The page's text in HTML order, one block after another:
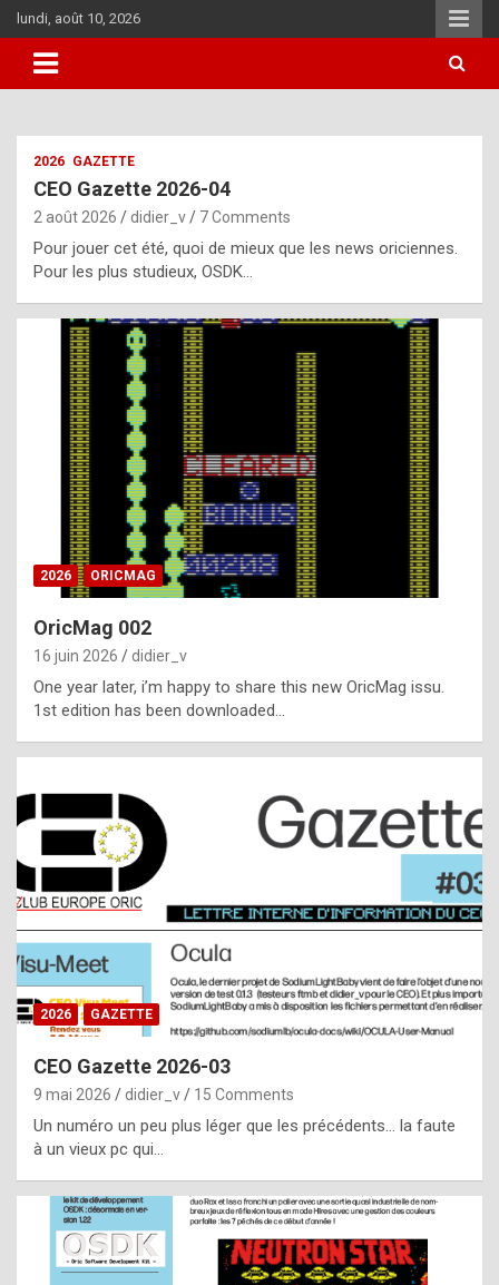
Skip
to
content
lundi, août 10, 2026
i
u
l
y
d
i
ff
i
l
t
t
s
t
a
s
i
e
f
o
m
m
2026 GAZETTE
CEO Gazette 2026-04
2 août 2026 didier_v 7 Comments
Pour jouer cet été, quoi de mieux que les news oriciennes.
Pour les plus studieux, OSDK…
2026 ORICMAG
OricMag 002
16 juin 2026 didier_v
One year later, i’m happy to share this new OricMag issu.
1st edition has been downloaded…
2026 GAZETTE
CEO Gazette 2026-03
9 mai 2026 didier_v 15 Comments
Un numéro un peu plus léger que les précédents… la faute
à un vieux pc qui…